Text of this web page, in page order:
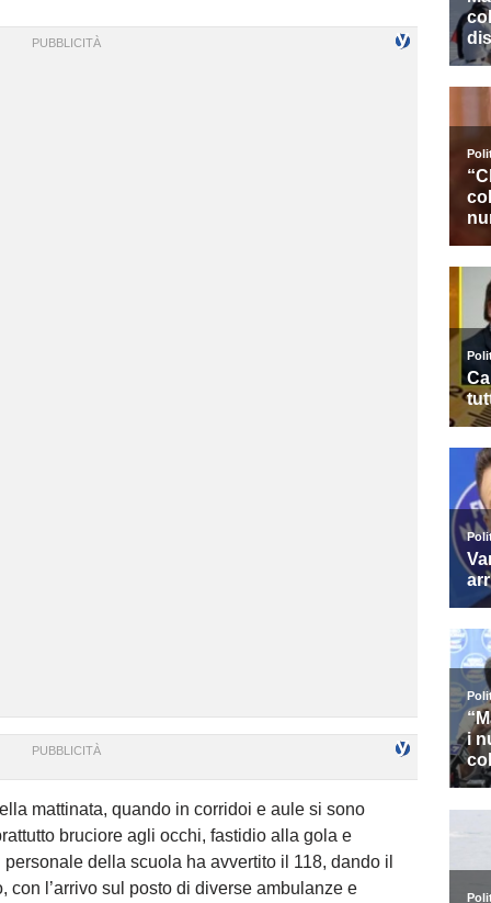
mattinata, quando in corridoi e aule si sono
bruciore agli occhi, fastidio alla gola e
della scuola ha avvertito il 118, dando il
con l’arrivo sul posto di diverse ambulanze e